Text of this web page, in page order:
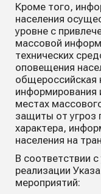
Кроме того,
населения
уровне с
массовой
технических
оповещения
общероссийская
информирования
местах
защиты от угроз
характера,
населения на
В соответствии
реализации
мероприятий: